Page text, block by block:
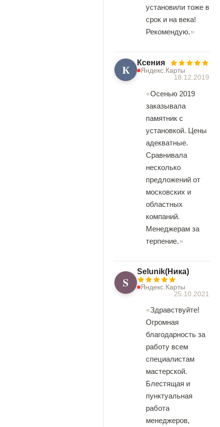
установили тоже в
срок и на века!
Рекомендую.
К Ксения
Яндекс.Карты
18.12.2019
Осенью 2019
заказывала
памятник с
установкой. Цены
адекватные.
Сравнивала
несколько
предложений от
московских и
областных
компаний.
Менеджерам за
терпение.
S
Selunik(Ника)
Яндекс.Карты
25.10.2021
Здравствуйте!
Огромная
благодарность за
работу всем
специалистам
мастерской.
Блестящая и
пунктуальная
работа
менеджеров,